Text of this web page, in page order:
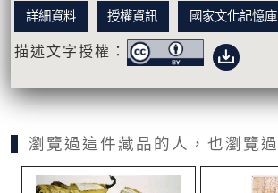
詳細資料 授權資訊 國家文化記憶庫
描述文字授權：
瀏覽過這件藏品的人，也瀏覽過